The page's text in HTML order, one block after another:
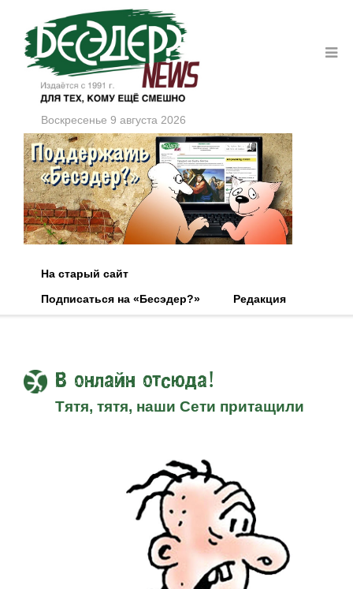
Воскресенье 9 августа 2026
На старый сайт
Подписаться на «Бесэдер?»
Редакция
В онлайн отсюда!
Тятя, тятя, наши Сети притащили